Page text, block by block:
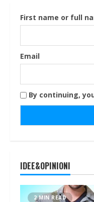
First name or full
Email
By continuing,
IDEE&OPINIONI
2 MIN READ